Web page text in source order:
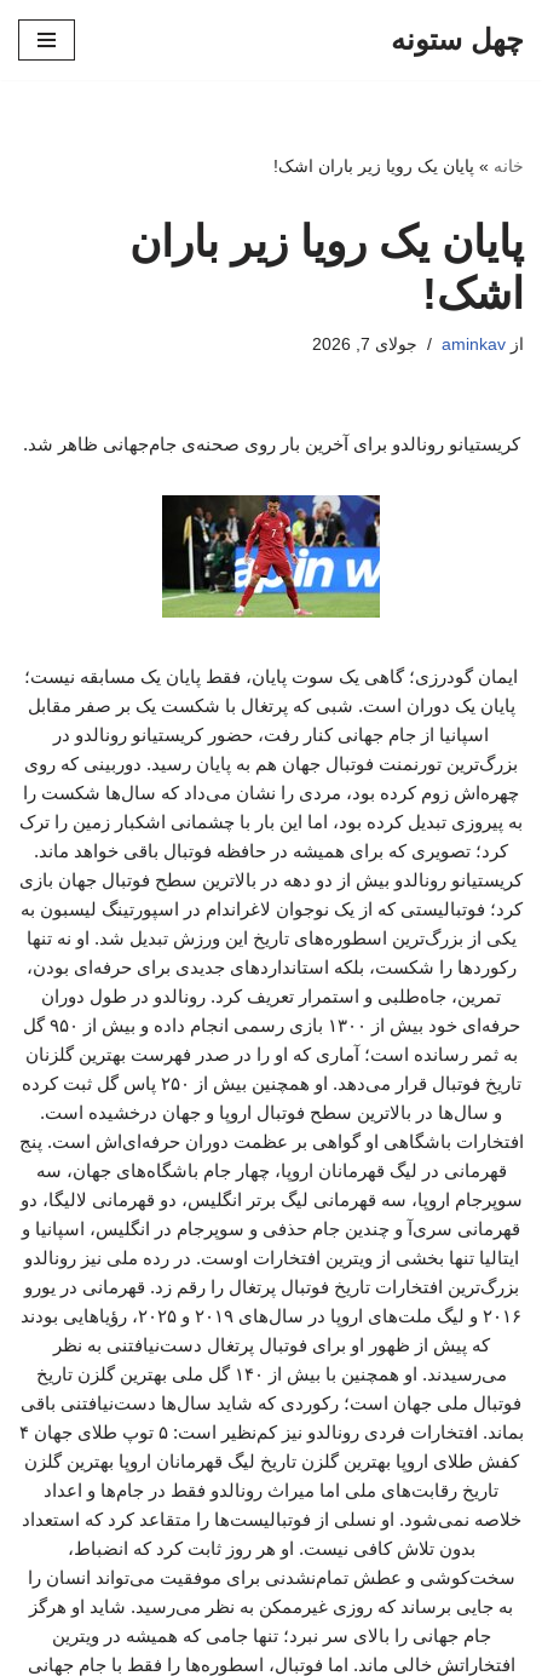
چهل ستونه
خانه » پایان یک رویا زیر باران اشک!
پایان یک رویا زیر باران
اشک!
از aminkav جولای 7, 2026
کریستیانو رونالدو برای آخرین بار روی صحنه‌ی جام‌جهانی ظاهر شد.
ایمان گودرزی؛ گاهی یک سوت پایان، فقط پایان یک مسابقه نیست؛
پایان یک دوران است. شبی که پرتغال با شکست یک بر صفر مقابل
اسپانیا از جام جهانی کنار رفت، حضور کریستیانو رونالدو در
بزرگ‌ترین تورنمنت فوتبال جهان هم به پایان رسید. دوربینی که روی
چهره‌اش زوم کرده بود، مردی را نشان می‌داد که سال‌ها شکست را
به پیروزی تبدیل کرده بود، اما این بار با چشمانی اشکبار زمین را ترک
کرد؛ تصویری که برای همیشه در حافظه فوتبال باقی خواهد ماند.
کریستیانو رونالدو بیش از دو دهه در بالاترین سطح فوتبال جهان بازی
کرد؛ فوتبالیستی که از یک نوجوان لاغراندام در اسپورتینگ لیسبون به
یکی از بزرگ‌ترین اسطوره‌های تاریخ این ورزش تبدیل شد. او نه تنها
رکوردها را شکست، بلکه استانداردهای جدیدی برای حرفه‌ای بودن،
تمرین، جاه‌طلبی و استمرار تعریف کرد. رونالدو در طول دوران
حرفه‌ای خود بیش از ۱۳۰۰ بازی رسمی انجام داده و بیش از ۹۵۰ گل
به ثمر رسانده است؛ آماری که او را در صدر فهرست بهترین گلزنان
تاریخ فوتبال قرار می‌دهد. او همچنین بیش از ۲۵۰ پاس گل ثبت کرده
و سال‌ها در بالاترین سطح فوتبال اروپا و جهان درخشیده است.
افتخارات باشگاهی او گواهی بر عظمت دوران حرفه‌ای‌اش است. پنج
قهرمانی در لیگ قهرمانان اروپا، چهار جام باشگاه‌های جهان، سه
سوپرجام اروپا، سه قهرمانی لیگ برتر انگلیس، دو قهرمانی لالیگا، دو
قهرمانی سری‌آ و چندین جام حذفی و سوپرجام در انگلیس، اسپانیا و
ایتالیا تنها بخشی از ویترین افتخارات اوست. در رده ملی نیز رونالدو
بزرگ‌ترین افتخارات تاریخ فوتبال پرتغال را رقم زد. قهرمانی در یورو
۲۰۱۶ و لیگ ملت‌های اروپا در سال‌های ۲۰۱۹ و ۲۰۲۵، رؤیاهایی بودند
که پیش از ظهور او برای فوتبال پرتغال دست‌نیافتنی به نظر
می‌رسیدند. او همچنین با بیش از ۱۴۰ گل ملی بهترین گلزن تاریخ
فوتبال ملی جهان است؛ رکوردی که شاید سال‌ها دست‌نیافتنی باقی
بماند. افتخارات فردی رونالدو نیز کم‌نظیر است: ۵ توپ طلای جهان ۴
کفش طلای اروپا بهترین گلزن تاریخ لیگ قهرمانان اروپا بهترین گلزن
تاریخ رقابت‌های ملی اما میراث رونالدو فقط در جام‌ها و اعداد
خلاصه نمی‌شود. او نسلی از فوتبالیست‌ها را متقاعد کرد که استعداد
بدون تلاش کافی نیست. او هر روز ثابت کرد که انضباط،
سخت‌کوشی و عطش تمام‌نشدنی برای موفقیت می‌تواند انسان را
به جایی برساند که روزی غیرممکن به نظر می‌رسید. شاید او هرگز
جام جهانی را بالای سر نبرد؛ تنها جامی که همیشه در ویترین
افتخاراتش خالی ماند. اما فوتبال، اسطوره‌ها را فقط با جام جهانی